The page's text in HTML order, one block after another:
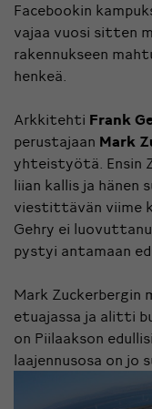
Facebookin
vajaa vuosi sitten
rakennukseen
henkeä.
Arkkitehti Frank
perustajaan Mark
yhteistyötä. Ensin
liian kallis ja hänen
viestittävän viime
Gehry ei
pystyi antamaan
Mark Zuckerbergin
etuajassa ja alitti
on Piilaakson
laajennusosa on jo